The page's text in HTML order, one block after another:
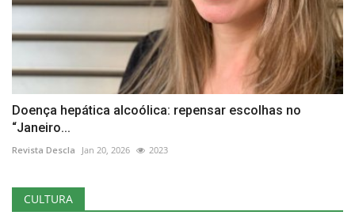
Doença hepática alcoólica: repensar escolhas no
“Janeiro...
Revista Descla Jan 20, 2026 2023
CULTURA